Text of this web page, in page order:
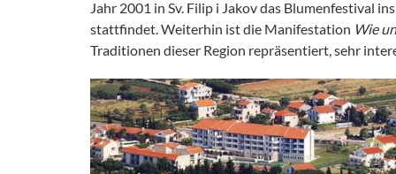
Jahr 2001 in Sv. Filip i Jakov das Blumenfestival
stattfindet. Weiterhin ist die Manifestation Wie
Traditionen dieser Region repräsentiert, sehr